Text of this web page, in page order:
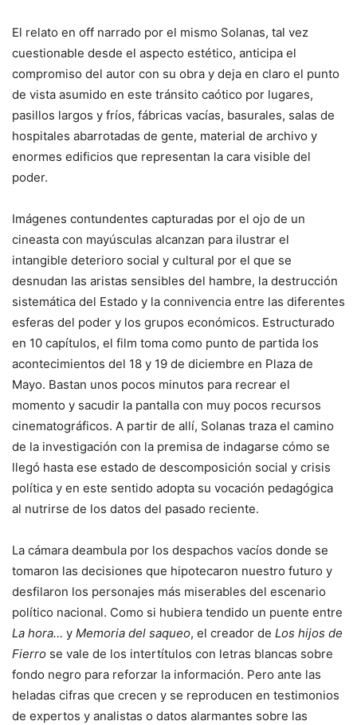
El relato en off narrado por el mismo Solanas, tal vez
cuestionable desde el aspecto estético, anticipa el
compromiso del autor con su obra y deja en claro el punto
de vista asumido en este tránsito caótico por lugares,
pasillos largos y fríos, fábricas vacías, basurales, salas de
hospitales abarrotadas de gente, material de archivo y
enormes edificios que representan la cara visible del
poder.
Imágenes contundentes capturadas por el ojo de un
cineasta con mayúsculas alcanzan para ilustrar el
intangible deterioro social y cultural por el que se
desnudan las aristas sensibles del hambre, la destrucción
sistemática del Estado y la connivencia entre las diferentes
esferas del poder y los grupos económicos. Estructurado
en 10 capítulos, el film toma como punto de partida los
acontecimientos del 18 y 19 de diciembre en Plaza de
Mayo. Bastan unos pocos minutos para recrear el
momento y sacudir la pantalla con muy pocos recursos
cinematográficos. A partir de allí, Solanas traza el camino
de la investigación con la premisa de indagarse cómo se
llegó hasta ese estado de descomposición social y crisis
política y en este sentido adopta su vocación pedagógica
al nutrirse de los datos del pasado reciente.
La cámara deambula por los despachos vacíos donde se
tomaron las decisiones que hipotecaron nuestro futuro y
desfilaron los personajes más miserables del escenario
político nacional. Como si hubiera tendido un puente entre
La hora… y Memoria del saqueo, el creador de Los hijos de
Fierro se vale de los intertítulos con letras blancas sobre
fondo negro para reforzar la información. Pero ante las
heladas cifras que crecen y se reproducen en testimonios
de expertos y analistas o datos alarmantes sobre las